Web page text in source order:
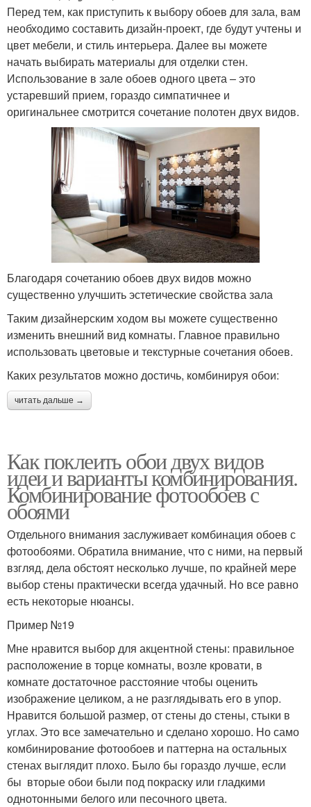
Перед тем, как приступить к выбору обоев для зала, вам
необходимо составить дизайн-проект, где будут учтены и
цвет мебели, и стиль интерьера. Далее вы можете
начать выбирать материалы для отделки стен.
Использование в зале обоев одного цвета – это
устаревший прием, гораздо симпатичнее и
оригинальнее смотрится сочетание полотен двух видов.
Благодаря сочетанию обоев двух видов можно
существенно улучшить эстетические свойства зала
Таким дизайнерским ходом вы можете существенно
изменить внешний вид комнаты. Главное правильно
использовать цветовые и текстурные сочетания обоев.
Каких результатов можно достичь, комбинируя обои:
читать дальше →
Как поклеить обои двух видов
идеи и варианты комбинирования.
Комбинирование фотообоев с
обоями
Отдельного внимания заслуживает комбинация обоев с
фотообоями. Обратила внимание, что с ними, на первый
взгляд, дела обстоят несколько лучше, по крайней мере
выбор стены практически всегда удачный. Но все равно
есть некоторые нюансы.
Пример №19
Мне нравится выбор для акцентной стены: правильное
расположение в торце комнаты, возле кровати, в
комнате достаточное расстояние чтобы оценить
изображение целиком, а не разглядывать его в упор.
Нравится большой размер, от стены до стены, стыки в
углах. Это все замечательно и сделано хорошо. Но само
комбинирование фотообоев и паттерна на остальных
стенах выглядит плохо. Было бы гораздо лучше, если
бы вторые обои были под покраску или гладкими
однотонными белого или песочного цвета.